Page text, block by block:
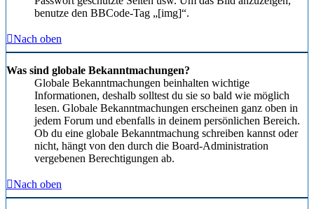
benutze den BBCode-Tag „[img]“.
Nach oben
Was sind globale Bekanntmachungen?
Globale Bekanntmachungen beinhalten wichtige
Informationen, deshalb solltest du sie so bald wie möglich
lesen. Globale Bekanntmachungen erscheinen ganz oben in
jedem Forum und ebenfalls in deinem persönlichen Bereich.
Ob du eine globale Bekanntmachung schreiben kannst oder
nicht, hängt von den durch die Board-Administration
vergebenen Berechtigungen ab.
Nach oben